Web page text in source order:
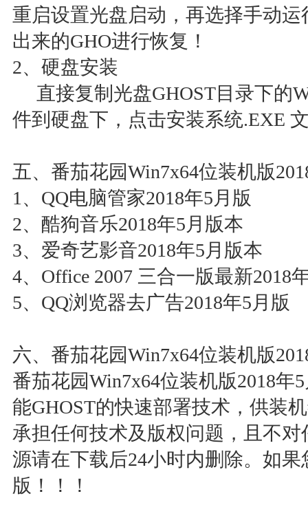
重启设置光盘启动，再选择手动运
出来的GHO进行恢复！
2、硬盘安装
直接复制光盘GHOST目录下的
件到硬盘下，点击安装系统.EXE
五、番茄花园Win7x64位装机版
1、QQ电脑管家2018年5月版
2、酷狗音乐2018年5月版本
3、爱奇艺影音2018年5月版本
4、Office 2007 三合一版最新2018
5、QQ浏览器去广告2018年5月版
六、番茄花园Win7x64位装机版
番茄花园Win7x64位装机版2018
能GHOST的快速部署技术，供装
承担任何技术及版权问题，且不
源请在下载后24小时内删除。如
版！！！